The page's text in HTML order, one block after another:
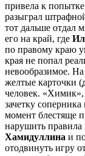
привела к
разыграл
тот дальше отдал
его на край, где
по правому краю
края не попал
невообразимое.
желтые карточки (
человек. «Химик»,
зачетку
момент блестяще
нарушить правила
Хамидуллина и
отодвинуть игру